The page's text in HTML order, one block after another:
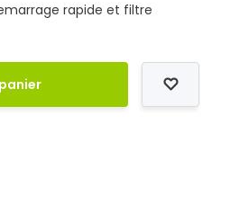
rapide et filtre